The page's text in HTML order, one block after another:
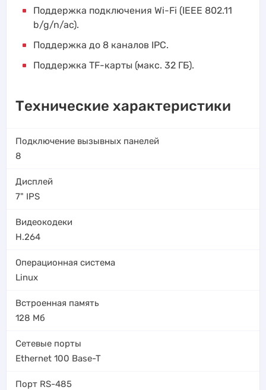
Поддержка подключения Wi-Fi (IEEE 802.11
b/g/n/ac).
Поддержка до 8 каналов IPC.
Поддержка TF-карты (макс. 32 ГБ).
Технические характеристики
Подключение вызывных панелей
8
Дисплей
7" IPS
Видеокодеки
H.264
Операционная система
Linux
Встроенная память
128 Мб
Сетевые порты
Ethernet 100 Base-T
Порт RS-485